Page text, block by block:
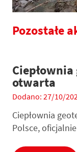
Pozostałe
otwarta
Dodano: 27/10/
Ciepłownia
Polsce,